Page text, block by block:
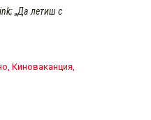
„Да летиш с
Киноваканция